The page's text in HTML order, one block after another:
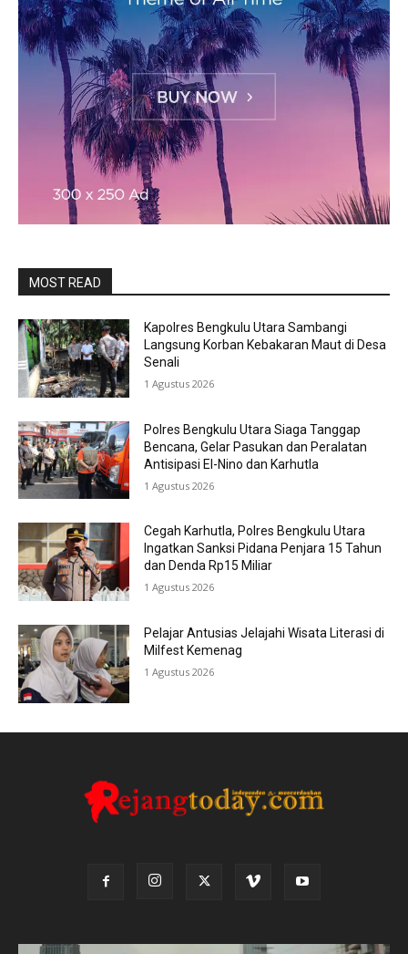
MOST READ
Kapolres Bengkulu Utara Sambangi
Langsung Korban Kebakaran Maut di Desa
Senali
1 Agustus 2026
Polres Bengkulu Utara Siaga Tanggap
Bencana, Gelar Pasukan dan Peralatan
Antisipasi El-Nino dan Karhutla
1 Agustus 2026
Cegah Karhutla, Polres Bengkulu Utara
Ingatkan Sanksi Pidana Penjara 15 Tahun
dan Denda Rp15 Miliar
1 Agustus 2026
Pelajar Antusias Jelajahi Wisata Literasi di
Milfest Kemenag
1 Agustus 2026